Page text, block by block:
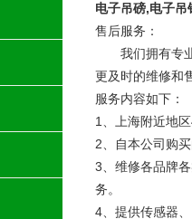
电子吊磅,电子
售后服务：
我们拥有专业
更及时的维修
服务内容如下：
1、上海附近地
2、自本公司购
3、维修各品牌
务。
4、提供传感器